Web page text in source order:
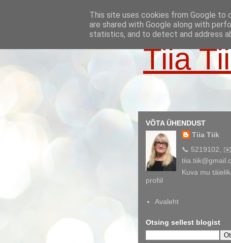
Tiia
VÕTA ÜHENDUST
Tiia Tiik
📞 5219102, ✉️
Kuva mu täielik
profiil
Avaleht
Otsing sellest blogist
This site uses cookies from Google to
are shared with Google along with
statistics, and to detect and address